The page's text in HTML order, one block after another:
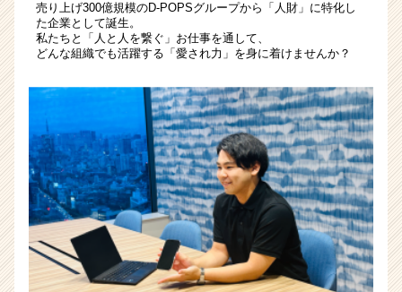
売り上げ300億規模のD-POPSグループから「人財」に特化し
た企業として誕生。
私たちと「人と人を繋ぐ」お仕事を通して、
どんな組織でも活躍する「愛され力」を身に着けませんか？